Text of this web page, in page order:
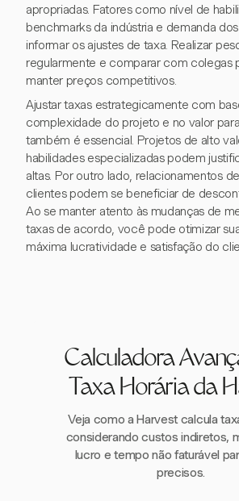
apropriadas. Fatores como nível de
benchmarks da indústria e demanda
informar os ajustes de taxa. Realizar
regularmente e comparar com colegas
manter preços competitivos.
Ajustar taxas estrategicamente com
complexidade do projeto e no valor
também é essencial. Projetos de alto
habilidades especializadas podem
altas. Por outro lado, relacionamentos
clientes podem se beneficiar de
Ao se manter atento às mudanças de
taxas de acordo, você pode otimizar
máxima lucratividade e satisfação do
Calculadora
Taxa Horária da
Veja como a Harvest calcula
considerando custos indiretos,
lucro e tempo não faturável
precisos.